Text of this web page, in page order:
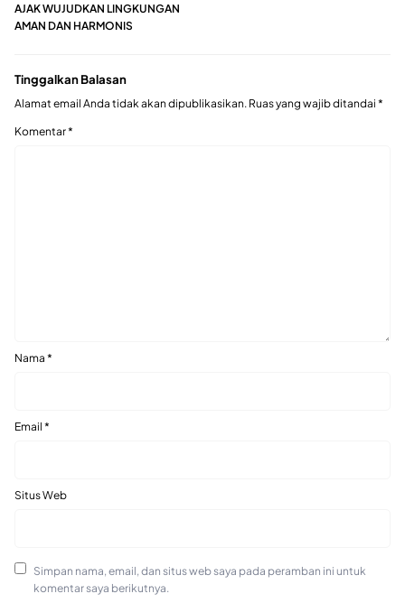
AJAK WUJUDKAN LINGKUNGAN
AMAN DAN HARMONIS
Tinggalkan Balasan
Alamat email Anda tidak akan dipublikasikan. Ruas yang wajib ditandai *
Komentar*
Nama *
Email *
Situs Web
Simpan nama, email, dan situs web saya pada peramban ini untuk
komentar saya berikutnya.